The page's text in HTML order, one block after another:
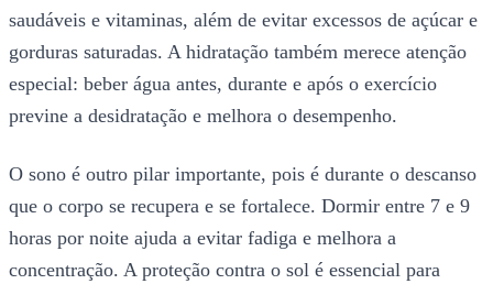
saudáveis e vitaminas, além de evitar excessos de açúcar e
gorduras saturadas. A hidratação também merece atenção
especial: beber água antes, durante e após o exercício
previne a desidratação e melhora o desempenho.
O sono é outro pilar importante, pois é durante o descanso
que o corpo se recupera e se fortalece. Dormir entre 7 e 9
horas por noite ajuda a evitar fadiga e melhora a
concentração. A proteção contra o sol é essencial para